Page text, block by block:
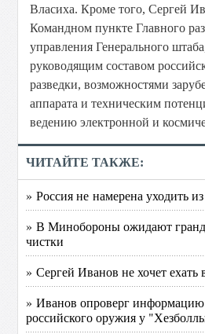
Власиха. Кроме того, Сергей
Командном пункте Главного
управления Генерального
руководящим составом
разведки, возможностями
аппарата и техническим
ведению электронной и
ЧИТАЙТЕ ТАКЖЕ:
» Россия не намерена уходить
» В Минобороны ожидают
чистки
» Сергей Иванов не хочет
» Иванов опроверг
российского оружия у